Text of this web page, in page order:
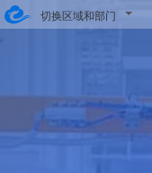
切换区域和部门